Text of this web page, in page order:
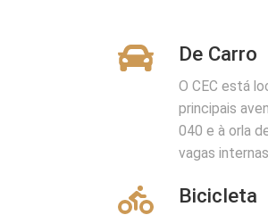
De Carro
O CEC está
principais
040 e à orla
vagas
Bicicleta